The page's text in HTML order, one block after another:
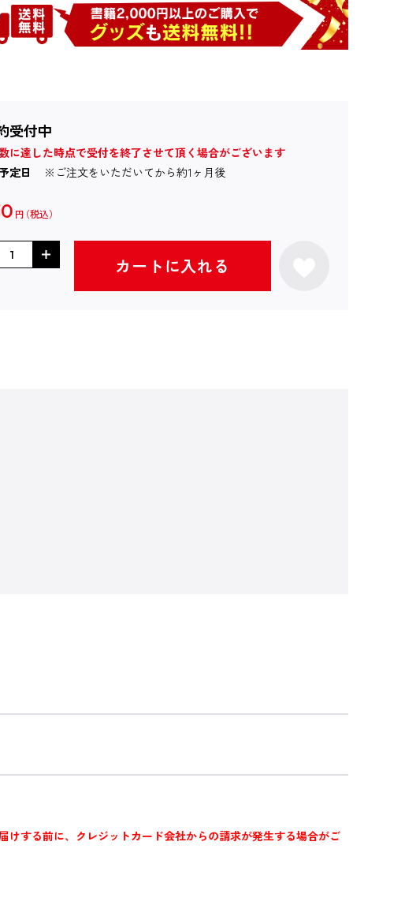
受付中
に達した時点で受付を終了させて頂く場合がございます
定日
※ご注文をいただいてから約1ヶ月後
円
カートに入れる
する前に、クレジットカード会社からの請求が発生する場合がご